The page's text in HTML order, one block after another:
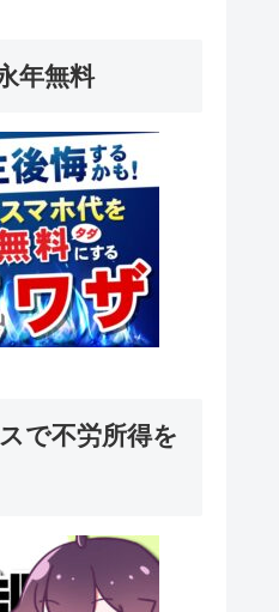
年無料
で不労所得を